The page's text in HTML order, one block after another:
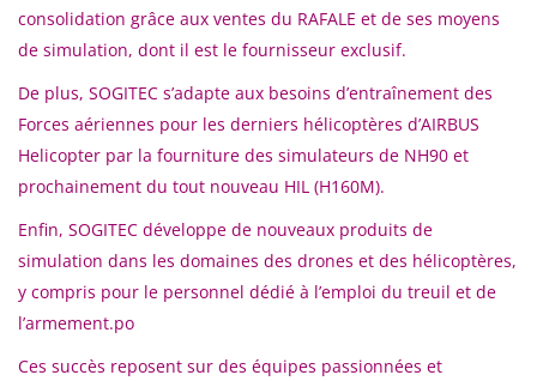
consolidation grâce aux ventes du RAFALE et de ses moyens
de simulation, dont il est le fournisseur exclusif.
De plus, SOGITEC s’adapte aux besoins d’entraînement des
Forces aériennes pour les derniers hélicoptères d’AIRBUS
Helicopter par la fourniture des simulateurs de NH90 et
prochainement du tout nouveau HIL (H160M).
Enfin, SOGITEC développe de nouveaux produits de
simulation dans les domaines des drones et des hélicoptères,
y compris pour le personnel dédié à l’emploi du treuil et de
l’armement.po
Ces succès reposent sur des équipes passionnées et